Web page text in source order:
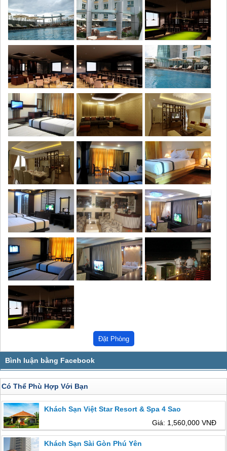
Có Thể Phù Hợp Với Bạn
Khách Sạn Việt Star Resort & Spa 4 Sao
Giá: 1,560,000 VNĐ
Khách Sạn Sài Gòn Phú Yên